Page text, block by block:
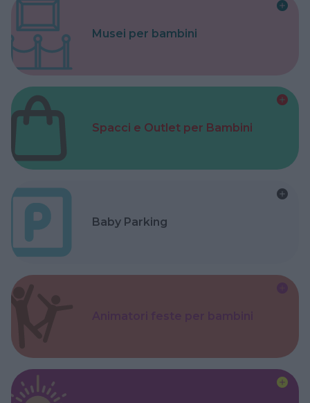
Musei per bambini
Spacci e Outlet per Bambini
Baby Parking